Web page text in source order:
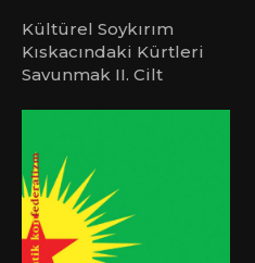
Kültürel Soykırım
Kıskacındaki Kürtleri
Savunmak II. Cilt